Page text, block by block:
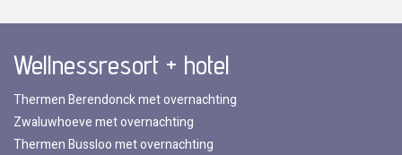
Wellnessresort + hotel
Thermen Berendonck met overnachting
Zwaluwhoeve met overnachting
Thermen Bussloo met overnachting